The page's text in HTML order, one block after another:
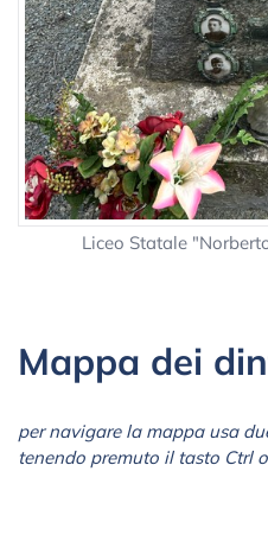
Liceo Statale
Mappa dei
per navigare la mappa usa
tenendo premuto il tasto Ctrl